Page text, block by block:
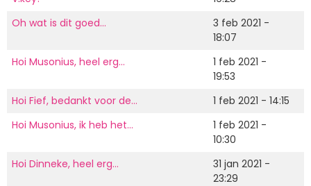
Oh wat is dit goed…
3 feb 2021 -
18:07
Hoi Musonius, heel erg…
1 feb 2021 -
19:53
Hoi Fief, bedankt voor de…
1 feb 2021 - 14:15
Hoi Musonius, ik heb het…
1 feb 2021 -
10:30
Hoi Dinneke, heel erg…
31 jan 2021 -
23:29